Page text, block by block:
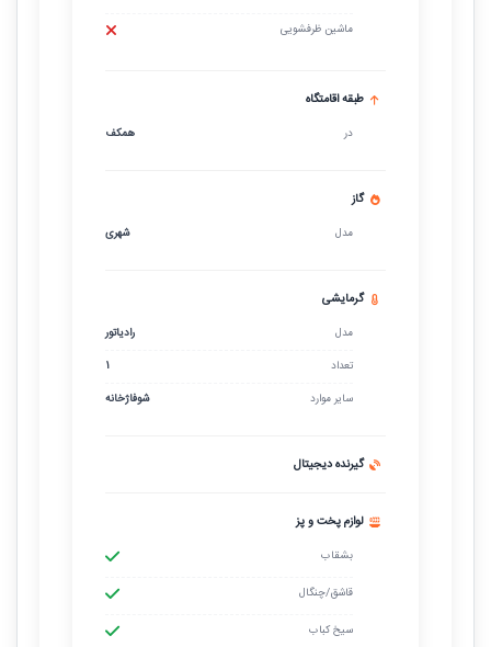
ماشین ظرفشویی
طبقه اقامتگاه
در همکف
گاز
مدل شهری
گرمایشی
مدل
رادیاتور
تعداد
1
سایر موارد
شوفاژخانه
گیرنده دیجیتال
لوازم پخت و پز
بشقاب
قاشق/چنگال
سیخ کباب